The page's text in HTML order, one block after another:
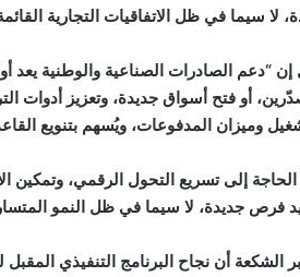
لا سيما في ظل الاتفاقيات التجارية
إن “دعم الصادرات الصناعية والوطنية يعد
أو فتح أسواق جديدة، وتعزيز أدوات
وميزان المدفوعات، ويُسهم بتنويع
الحاجة إلى تسريع التحول الرقمي، وتمكين
فرص جديدة، لا سيما في ظل النمو
الشكعة أن نجاح البرنامج التنفيذي